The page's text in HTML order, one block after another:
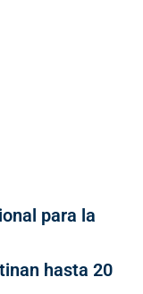
para la
hasta 20